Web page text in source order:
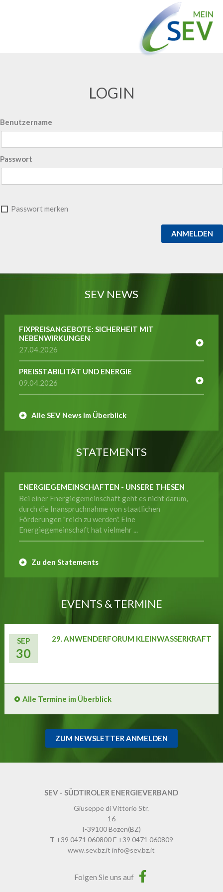
LOGIN
Benutzername
Passwort
Passwort merken
ANMELDEN
SEV NEWS
FIXPREISANGEBOTE: SICHERHEIT MIT
NEBENWIRKUNGEN
27.04.2026
PREISSTABILITÄT UND ENERGIE
09.04.2026
Alle SEV News im Überblick
STATEMENTS
ENERGIEGEMEINSCHAFTEN - UNSERE THESEN
Bei einer Energiegemeinschaft geht es nicht darum,
durch die Inanspruchnahme von staatlichen
Förderungen "reich zu werden". Eine
Energiegemeinschaft hat vielmehr ...
Zu den Statements
EVENTS & TERMINE
SEP
30
29. ANWENDERFORUM KLEINWASSERKRAFT
Alle Termine im Überblick
ZUM NEWSLETTER ANMELDEN
SEV - SÜDTIROLER ENERGIEVERBAND
Giuseppe di Vittorio Str.
16
I-39100Bozen(BZ)
T +39 0471 060800F +39 0471 060809
www.sev.bz.it info@sev.bz.it
Folgen Sie uns auf